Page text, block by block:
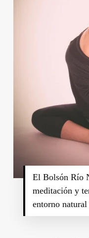
El Bolsón Río
meditación y
entorno